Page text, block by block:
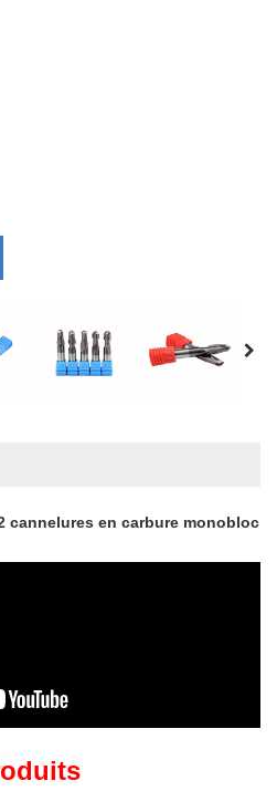
cannelures en carbure monobloc